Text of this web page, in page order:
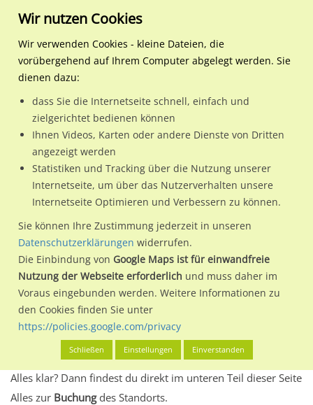
Regionale Plakatwerbung Baden-Württemberg
Mannheim,
Waldhofstr. /
Nutze günstige Werbemöglichkeiten am Standort
Waldhofstr. / Hohwiesenstr. 1 li.im Ortsteil Neckarstadt-Ost)
in Mannheim, Universitätsstadt.
Wir erheben für jede unserer Werbeflächen individuelle und
aktuelleStandortinformationenund Leistungswerte. Damit
kannst du dich schon vor der Buchung im Detail über den
Standort, seine Reichweite und Werbewirkung sowie
eventuelle Beschränkungen in den zugelassenen
Werbeinhalten informieren.
Alles klar? Dann findest du direkt im unteren Teil dieser Seite
Alles zur Buchungdes Standorts.
Wir nutzen Cookies
Wir verwenden Cookies - kleine Dateien, die
vorübergehend auf Ihrem Computer abgelegt werden. Sie
dienen dazu:
dass Sie die Internetseite schnell, einfach und
zielgerichtet bedienen können
Ihnen Videos, Karten oder andere Dienste von Dritten
angezeigt werden
Statistiken und Tracking über die Nutzung unserer
Internetseite, um über das Nutzerverhalten unsere
Internetseite Optimieren und Verbessern zu können.
Sie können Ihre Zustimmung jederzeit in unseren
Datenschutzerklärungen widerrufen.
Die Einbindung von Google Maps ist für einwandfreie
Nutzung der Webseite erforderlich und muss daher im
Voraus eingebunden werden. Weitere Informationen zu
den Cookies finden Sie unter
https://policies.google.com/privacy
Schließen Einstellungen Einverstanden